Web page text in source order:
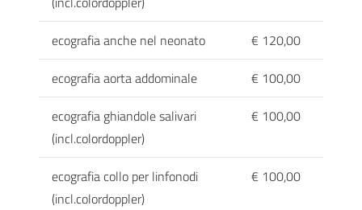
ecografia anche nel neonato
€ 120,00
ecografia aorta addominale
€ 100,00
ecografia ghiandole salivari
(incl.colordoppler)
€ 100,00
ecografia collo per linfonodi
(incl.colordoppler)
€ 100,00